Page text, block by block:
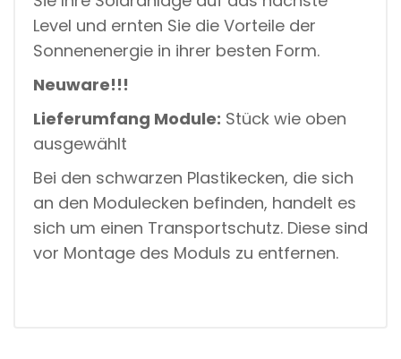
Level und ernten Sie die Vorteile der
Sonnenenergie in ihrer besten Form.
Neuware!!!
Lieferumfang Module: Stück wie oben
ausgewählt
Bei den schwarzen Plastikecken, die sich
an den Modulecken befinden, handelt es
sich um einen Transportschutz. Diese sind
vor Montage des Moduls zu entfernen.